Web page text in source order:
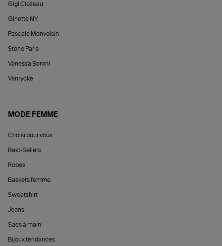
Gigi Clozeau
Ginette NY
Pascale Monvoisin
Stone Paris
Vanessa Baroni
Vanrycke
MODE FEMME
Choisi pour vous
Best-Sellers
Robes
Baskets femme
Sweatshirt
Jeans
Sacs à main
Bijoux tendances